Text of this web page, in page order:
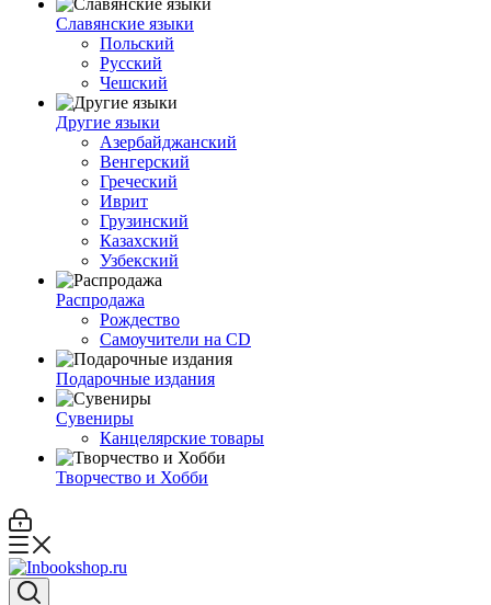
Славянские языки
Польский
Русский
Чешский
Другие языки
Азербайджанский
Венгерский
Греческий
Иврит
Грузинский
Казахский
Узбекский
Распродажа
Рождество
Самоучители на CD
Подарочные издания
Сувениры
Канцелярские товары
Творчество и Хобби